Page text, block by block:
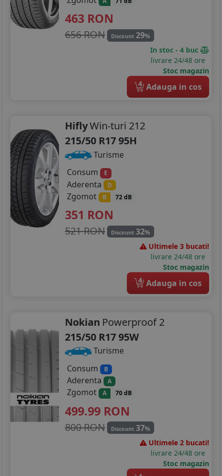
463 RON
656 RON Discount 29%
In stoc - 4 buc
livrare 24/48 ore
Stoc magazin
4 Adauga in cos
HiflyWin-turi 212
215/50 R17 95H
Turisme
Consum
E
Aderenta D
Zgomot B 72 dB
351 RON
521 RON Discount 32%
Ultimele 3 bucati!
livrare 24/48 ore
Stoc magazin
4 Adauga in cos
Nokian Powerproof 2
215/50 R17 95W
Turisme
Consum
B
Aderenta A
Zgomot A 70 dB
499.99 RON
800 RON Discount 37%
Ultimele 2 bucati!
livrare 24/48 ore
Stoc magazin